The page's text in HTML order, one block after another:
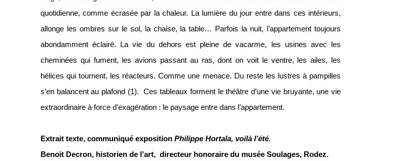
quotidienne, comme écrasée par la chaleur. La lumière du jour entre dans ces intérieurs,
allonge les ombres sur le sol, la chaise, la table… Parfois la nuit, l’appartement toujours
abondamment éclairé. La vie du dehors est pleine de vacarme, les usines avec les
cheminées qui fument, les avions passant au ras, dont on voit le ventre, les ailes, les
hélices qui tournent, les réacteurs. Comme une menace. Du reste les lustres à pampilles
s’en balancent au plafond (1). Ces tableaux forment le théâtre d’une vie bruyante, une vie
extraordinaire à force d’exagération : le paysage entre dans l’appartement.
Extrait texte, communiqué exposition Philippe Hortala, voilà l’été.
Benoit Decron, historien de l’art, directeur honoraire du musée Soulages, Rodez.